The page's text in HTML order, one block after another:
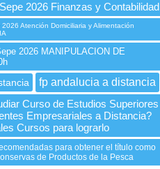
2026 Finanzas y Contabilidad
Atención Domiciliaria y Alimentación
2026 MANIPULACION DE
fp andalucia a distancia
Curso de Estudios Superiores
Empresariales a Distancia?
Cursos para lograrlo
para obtener el título como
de Productos de la Pesca